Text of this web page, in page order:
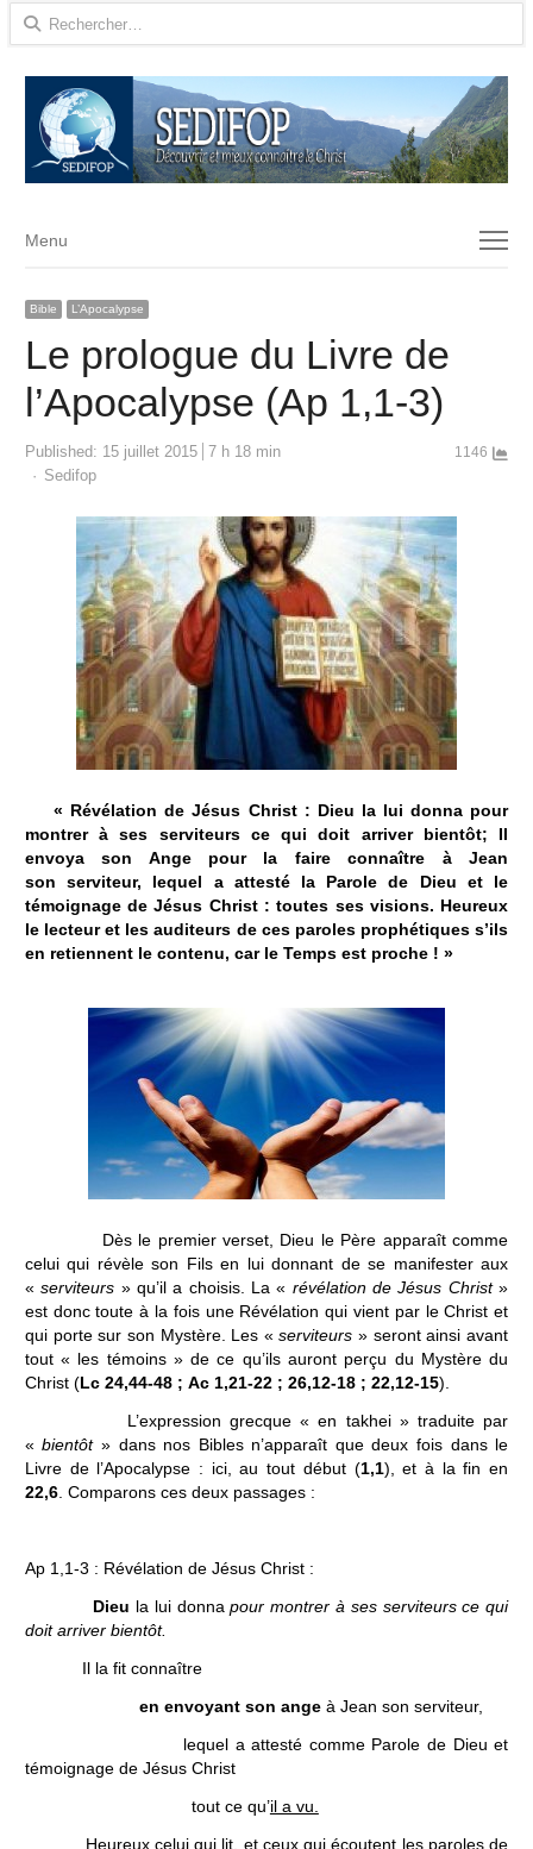
Rechercher :
Menu
Menu
Bible L’Apocalypse
Le prologue du Livre de
l’Apocalypse (Ap 1,1-3)
Published: 15 juillet 2015
7 h 18 min
Author
Sedifop
1146
« Révélation de Jésus Christ : Dieu la lui donna pour
montrer à ses serviteurs ce qui doit arriver bientôt; Il
envoya son Ange pour la faire connaître à Jean
son serviteur, lequel a attesté la Parole de Dieu et le
témoignage de Jésus Christ : toutes ses visions. Heureux
le lecteur et les auditeurs de ces paroles prophétiques s’ils
en retiennent le contenu, car le Temps est proche ! »
Dès le premier verset, Dieu le Père apparaît comme
celui qui révèle son Fils en lui donnant de se manifester aux
«serviteurs » qu’il a choisis. La « révélation de Jésus Christ»
est donc toute à la fois une Révélation qui vient par le Christ et
qui porte sur son Mystère. Les «serviteurs » seront ainsi avant
tout « les témoins » de ce qu’ils auront perçu du Mystère du
Christ (Lc 24,44-48 ; Ac 1,21‑22 ; 26,12-18 ; 22,12-15).
L’expression grecque « en takhei » traduite par
«bientôt» dans nos Bibles n’apparaît que deux fois dans le
Livre de l’Apocalypse : ici, au tout début (1,1), et à la fin en
22,6. Comparons ces deux passages :
Ap 1,1-3 : Révélation de Jésus Christ :
Dieu la lui donnapour montrer à ses serviteurs ce qui
doit arriver bientôt.
Il la fit connaître
en envoyant son ange à Jean son serviteur,
lequel a attesté comme Parole de Dieu et
témoignage de Jésus Christ
tout ce qu’il a vu.
Heureux celui qui lit, et ceux qui écoutent les paroles de